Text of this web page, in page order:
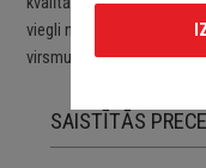
viegli noņemamas.
virsmu.
SAISTĪTĀS